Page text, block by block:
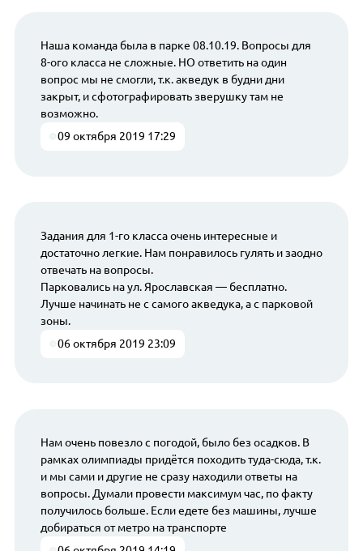
Наша команда была в парке 08.10.19. Вопросы для
8-ого класса не сложные. НО ответить на один
вопрос мы не смогли, т.к. акведук в будни дни
закрыт, и сфотографировать зверушку там не
возможно.
09 октября 2019 17:29
Задания для 1-го класса очень интересные и
достаточно легкие. Нам понравилось гулять и заодно
отвечать на вопросы.
Парковались на ул. Ярославская — бесплатно.
Лучше начинать не с самого акведука, а с парковой
зоны.
06 октября 2019 23:09
Нам очень повезло с погодой, было без осадков. В
рамках олимпиады придётся походить туда-сюда, т.к.
и мы сами и другие не сразу находили ответы на
вопросы. Думали провести максимум час, по факту
получилось больше. Если едете без машины, лучше
добираться от метро на транспорте